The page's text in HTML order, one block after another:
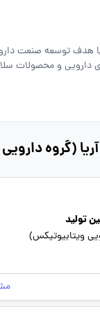
ویتا آریا در سال 1382 با
دارویی و محصولات
و مطابق با
برکت، به‌عنوان
(گروه
تولید
ویتابیوتیکس)